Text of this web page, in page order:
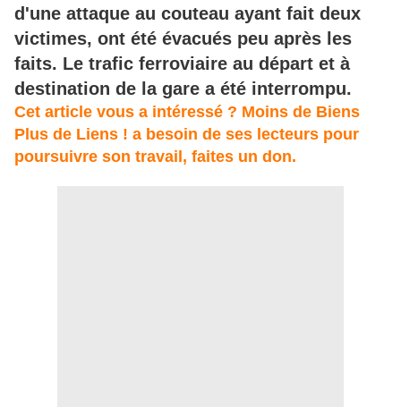
d'une attaque au couteau ayant fait deux
victimes, ont été évacués peu après les
faits. Le trafic ferroviaire au départ et à
destination de la gare a été interrompu.
Cet article vous a intéressé ? Moins de Biens
Plus de Liens ! a besoin de ses lecteurs pour
poursuivre son travail, faites un don.